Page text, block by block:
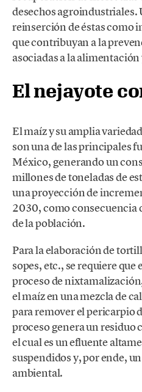
desechos agroindustriales.
reinserción de éstas como
que contribuyan a la
asociadas a la
El nejayote
El maíz y su amplia
son una de las principales
México, generando un
millones de toneladas de
una proyección de
2030, como consecuencia
de la población.
Para la elaboración de
sopes, etc., se requiere que
proceso de
el maíz en una mezcla de
para remover el pericarpio
proceso genera un residuo
el cual es un efluente
suspendidos y, por ende,
ambiental.